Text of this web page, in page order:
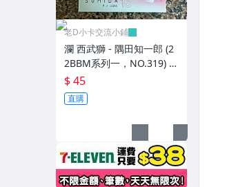
老D小卡交流小鋪
瀾 西武獅 - 隅田知一郎 (2
2BBM系列一，NO.319) R
C新人卡
$ 45
直購